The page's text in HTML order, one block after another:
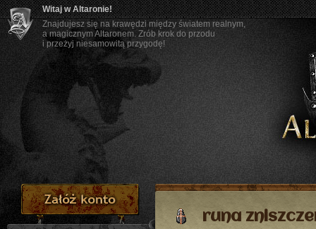
Witaj w Altaronie!
Znajdujesz się na krawędzi między światem realnym,
a magicznym Altaronem. Zrób krok do przodu
i przeżyj niesamowitą przygodę!
runa